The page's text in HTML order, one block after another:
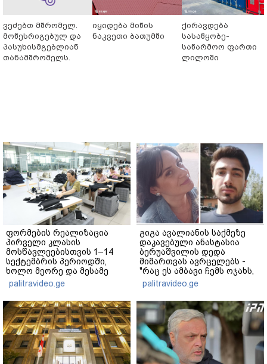
ვეძებთ მშრომელ.
მოწესრიგებულ და
პასუხისმგებლიან
თანამშრომელს.
იყიდება მიწის
ნაკვეთი ბათუმში
ქირავდება
სასაწყობე-
საწარმოო ფართი
ლილოში
ფორმების რეალიზაცია
პირველი კლასის
მოსწავლეებისთვის 1–14
სექტემბრის პერიოდში,
ხოლო მეორე და მესამე
ეტაპებზე...
palitravideo.ge
გიგა ავალიანის საქმეზე
დაკავებული ანასტასია
ბერუაშვილის დედა
მიმართვას ავრცელებს -
"რაც ეს ამბავი ჩემს ოჯახს,
ჩემს ანასტასიას გადახდა
თავს, მის მერე მე მე არ
ვარ"
palitravideo.ge